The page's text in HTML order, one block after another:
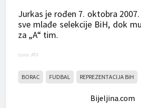
Jurkas je rođen 7. oktobra
sve mlađe selekcije BiH, dok
za „A“ tim.
Izvor: ATV
BORAC FUDBAL REPREZENTACIJA BIH
Bijeljina.com